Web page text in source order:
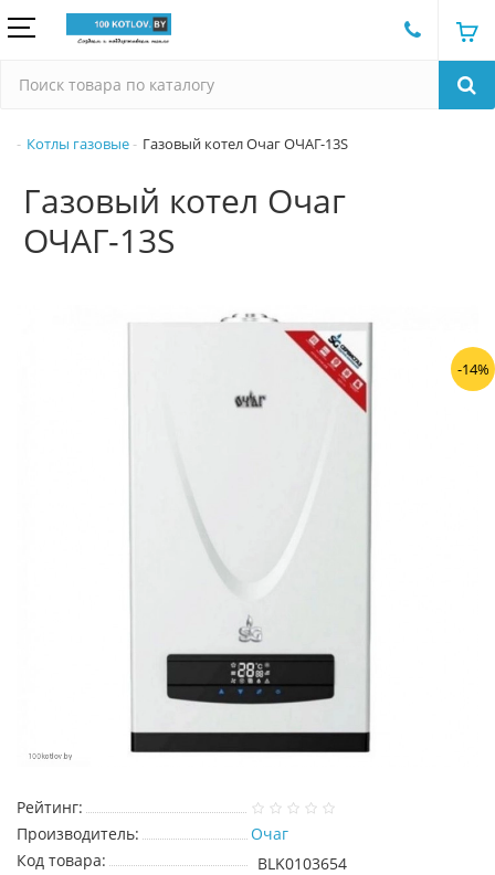
Котлы газовые Газовый котел Очаг ОЧАГ-13S
Газовый котел Очаг
ОЧАГ-13S
-14%
Рейтинг:
Производитель:
Очаг
Код товара:
BLK0103654